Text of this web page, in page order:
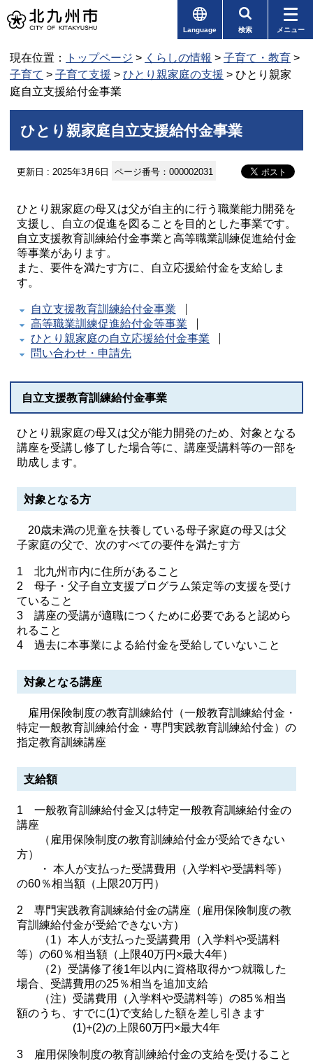
Language 検索 メニュー
現在位置： トップページ > くらしの情報 > 子育て・教育 >
子育て > 子育て支援 > ひとり親家庭の支援 > ひとり親家
庭自立支援給付金事業
ひとり親家庭自立支援給付金事業
更新日 : 2025年3月6日 ページ番号：000002031
ひとり親家庭の母又は父が自主的に行う職業能力開発を
支援し、自立の促進を図ることを目的とした事業です。
自立支援教育訓練給付金事業と高等職業訓練促進給付金
等事業があります。
また、要件を満たす方に、自立応援給付金を支給しま
す。
自立支援教育訓練給付金事業
高等職業訓練促進給付金等事業
ひとり親家庭の自立応援給付金事業
問い合わせ・申請先
自立支援教育訓練給付金事業
ひとり親家庭の母又は父が能力開発のため、対象となる
講座を受講し修了した場合等に、講座受講料等の一部を
助成します。
対象となる方
20歳未満の児童を扶養している母子家庭の母又は父
子家庭の父で、次のすべての要件を満たす方
1 北九州市内に住所があること
2 母子・父子自立支援プログラム策定等の支援を受け
ていること
3 講座の受講が適職につくために必要であると認めら
れること
4 過去に本事業による給付金を受給していないこと
対象となる講座
雇用保険制度の教育訓練給付（一般教育訓練給付金・
特定一般教育訓練給付金・専門実践教育訓練給付金）の
指定教育訓練講座
支給額
1 一般教育訓練給付金又は特定一般教育訓練給付金の
講座
（雇用保険制度の教育訓練給付金が受給できない
方）
・ 本人が支払った受講費用（入学料や受講料等）
の60％相当額（上限20万円）
2 専門実践教育訓練給付金の講座（雇用保険制度の教
育訓練給付金が受給できない方）
（1）​本人が支払った受講費用（入学料や受講料
等）の60％相当額（上限40万円×最大4年）
（2）受講修了後1年以内に資格取得かつ就職した
場合、受講費用の25％相当を追加支給
（注）受講費用（入学料や受講料等）の85％相当
額のうち、すでに(1)で支給した額を差し引きます
(1)+(2)の上限60万円×最大4年
3 雇用保険制度の教育訓練給付金の支給を受けること